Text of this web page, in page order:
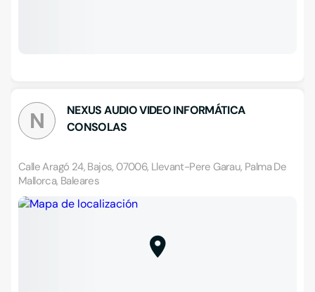
N
NEXUS AUDIO VIDEO INFORMÁTICA
CONSOLAS
Calle Aragó 24, Bajos, 07006, Llevant-Pere Garau, Palma De
Mallorca, Baleares